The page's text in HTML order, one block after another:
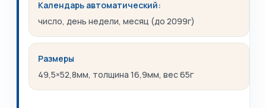
Календарь автоматический:
число, день недели, месяц (до 2099г)
Размеры
49,5×52,8мм, толщина 16,9мм, вес 65г